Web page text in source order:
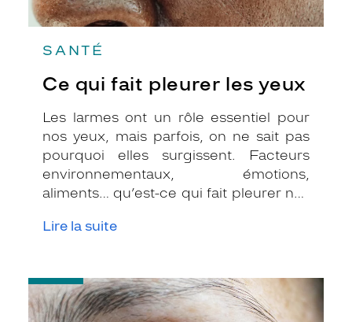
SANTÉ
Ce qui fait pleurer les yeux
Les larmes ont un rôle essentiel pour
nos yeux, mais parfois, on ne sait pas
pourquoi elles surgissent. Facteurs
environnementaux, émotions,
aliments… qu’est-ce qui fait pleurer nos
Lire la suite
-
Yeux
rouges